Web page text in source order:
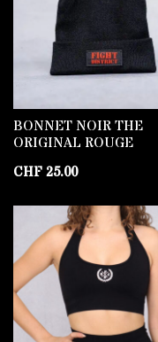
BONNET NOIR THE
ORIGINAL ROUGE
CHF25.00